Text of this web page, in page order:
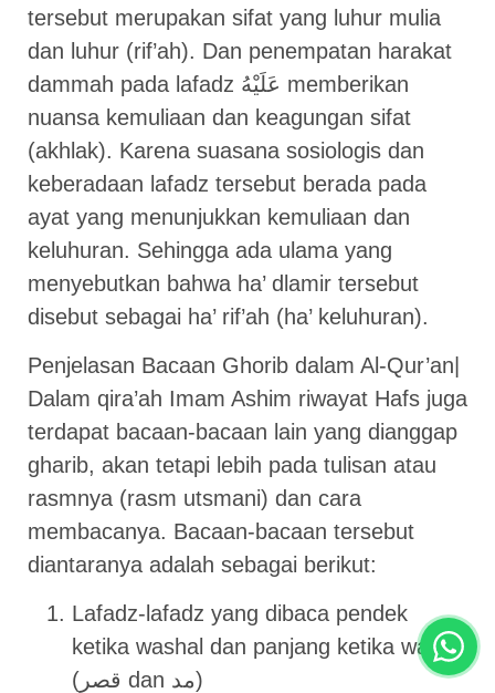
tersebut merupakan sifat yang luhur mulia
dan luhur (rif’ah). Dan penempatan harakat
dammah pada lafadz عَلَيْهُ memberikan
nuansa kemuliaan dan keagungan sifat
(akhlak). Karena suasana sosiologis dan
keberadaan lafadz tersebut berada pada
ayat yang menunjukkan kemuliaan dan
keluhuran. Sehingga ada ulama yang
menyebutkan bahwa ha’ dlamir tersebut
disebut sebagai ha’ rif’ah (ha’ keluhuran).
Penjelasan Bacaan Ghorib dalam Al-Qur’an|
Dalam qira’ah Imam Ashim riwayat Hafs juga
terdapat bacaan-bacaan lain yang dianggap
gharib, akan tetapi lebih pada tulisan atau
rasmnya (rasm utsmani) dan cara
membacanya. Bacaan-bacaan tersebut
diantaranya adalah sebagai berikut:
Lafadz-lafadz yang dibaca pendek
ketika washal dan panjang ketika waqaf
(قصر dan مد)